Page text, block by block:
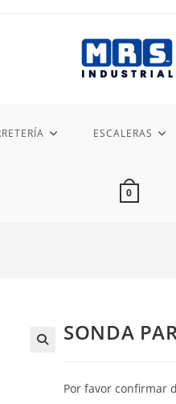
ESCALERAS
0
SONDA
Por favor confirmar